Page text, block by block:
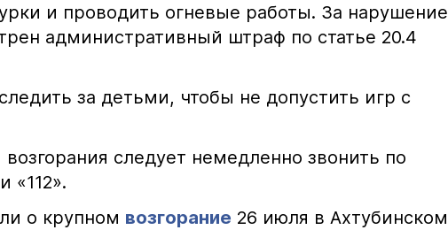
и проводить огневые работы. За нарушение
административный штраф по статье 20.4
за детьми, чтобы не допустить игр с
следует немедленно звонить по
«112».
о крупном возгорание 26 июля в Ахтубинском